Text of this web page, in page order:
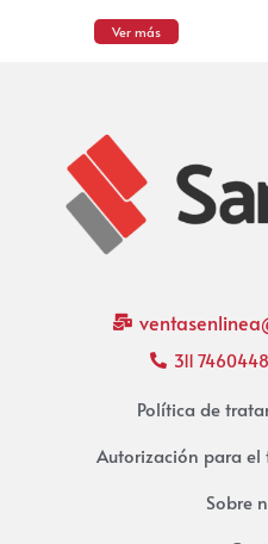
Ver más
311
Política de
Autorización para
Sobre